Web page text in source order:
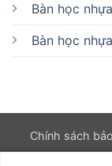
Bàn học
Bàn học
Chính sách